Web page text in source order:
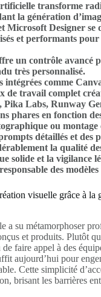
transforme
la génération
Microsoft Designer se
et performants pour
un contrôle avancé
très personnalisé.
intégrées comme
de travail complet
Pika Labs, Runway
phares en fonction
ou montage
détaillés et des
la qualité
solide et la vigilance
des
visuelle grâce à la
a su métamorphoser
et produits. Plutôt
faire appel à des
aujourd’hui pour
Cette simplicité
brisant les barrières